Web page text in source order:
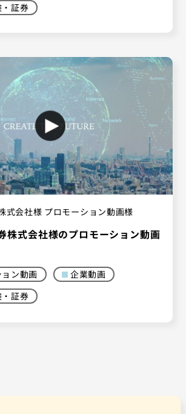
証券
式会社様 プロモーション動画様
株式会社様のプロモーション動画
ン動画
企業動画
証券